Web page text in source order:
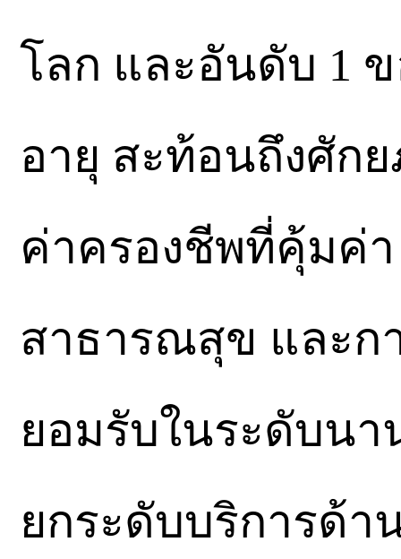
โลก และอันดับ 1
อายุ สะท้อนถึงศัก
ค่าครองชีพที่คุ้มค่
สาธารณสุข และก
ยอมรับในระดับนา
ยกระดับบริการด้